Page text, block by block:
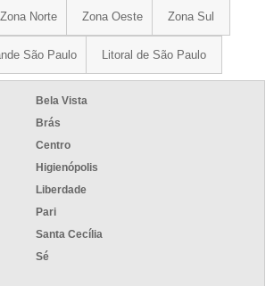
Zona Norte Zona Oeste Zona Sul
São Paulo Litoral de São Paulo
Bela Vista
Brás
Centro
Higienópolis
Liberdade
Pari
Santa Cecília
Sé